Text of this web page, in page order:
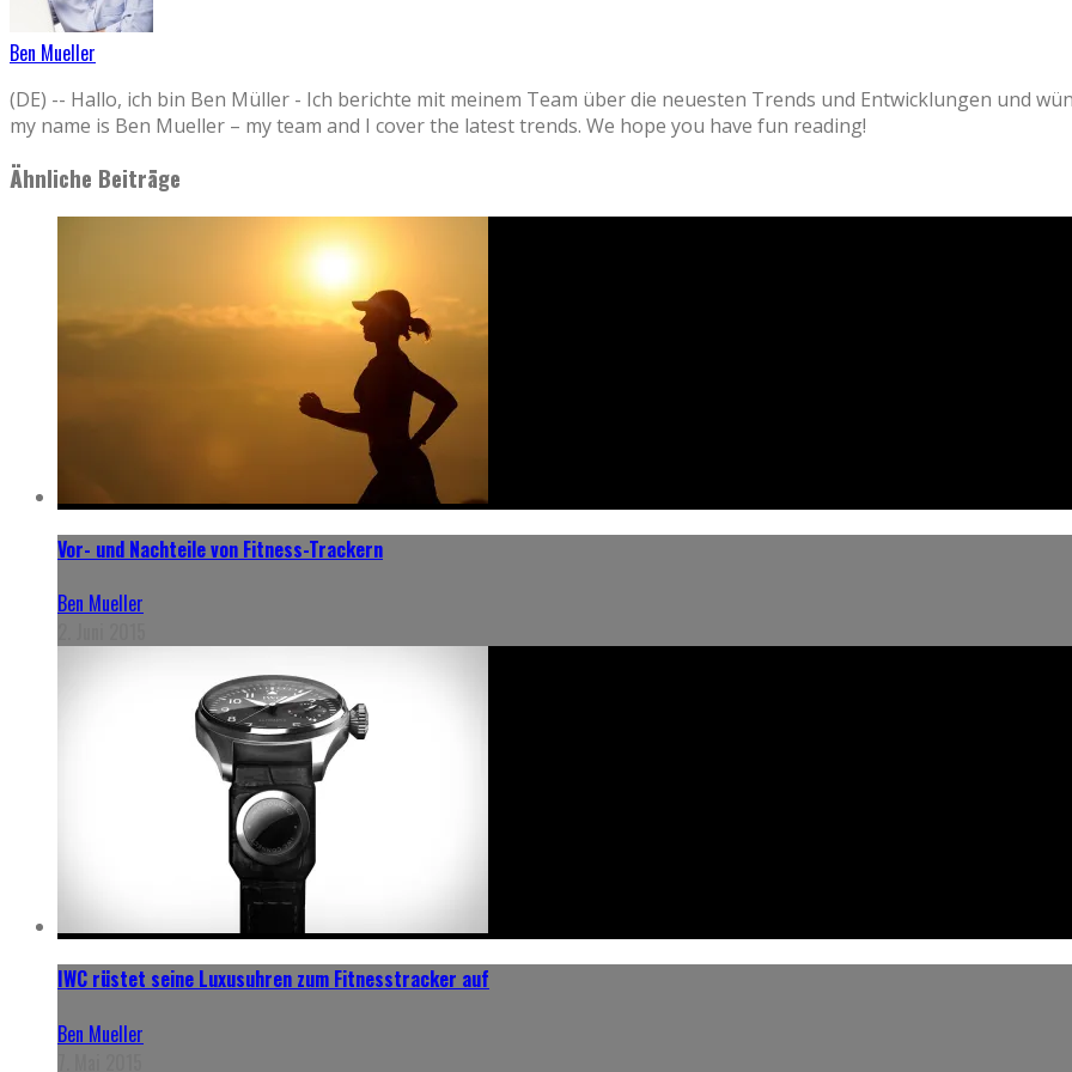
Ben Mueller
(DE) -- Hallo, ich bin Ben Müller - Ich berichte mit meinem Team über die neuesten Trends und
my name is Ben Mueller – my team and I cover the latest trends. We hope you have fun reading!
Ähnliche Beiträge
Vor- und Nachteile von Fitness-Trackern
Ben Mueller
IWC rüstet seine Luxusuhren zum Fitnesstracker auf
Ben Mueller